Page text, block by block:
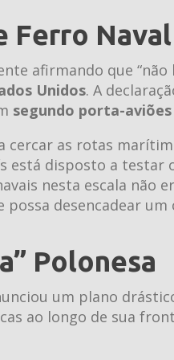
Ferro Naval
afirmando que “não
Unidos. A
segundo porta-aviões
cercar as rotas
está disposto a testar
nesta escala não
desencadear
Polonesa
um plano
ao longo de sua